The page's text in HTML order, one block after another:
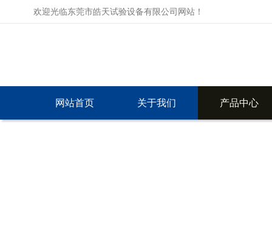
欢迎光临东莞市皓天试验设备有限公司网站！
网站首页 关于我们 产品中心